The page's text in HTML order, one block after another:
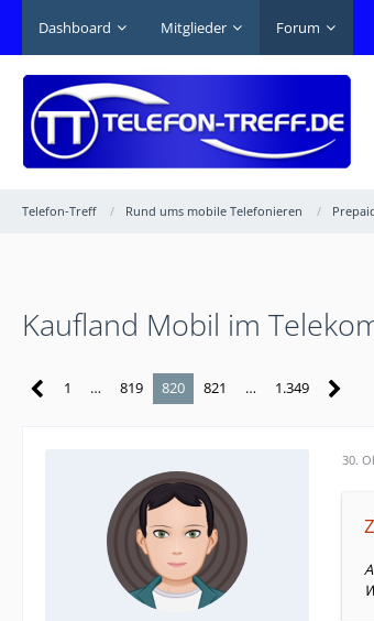
Dashboard Mitglieder Forum
Telefon-Treff Rund ums mobile Telefonieren
Kaufland Mobil im
1 … 819 820 821 … 1.349
30.